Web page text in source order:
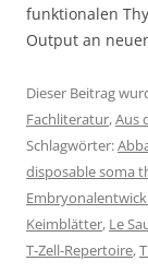
funktionalen
Output an
Dieser Beitrag
Fachliteratur,Aus
Schlagwörter:
disposable soma
Keimblätter, Le
T-Zell-Repertoire,